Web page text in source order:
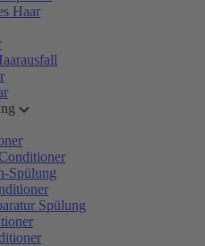
Haar
Spülung
Spülung